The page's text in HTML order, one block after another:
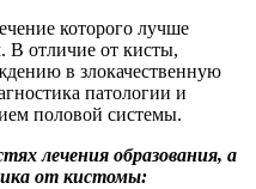
которого лучше
В отличие от кисты,
в злокачественную
патологии и
половой системы.
лечения образования, а
от кистомы: